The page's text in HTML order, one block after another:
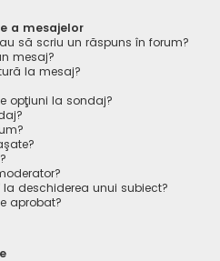
a mesajelor
să scriu un răspuns în forum?
mesaj?
la mesaj?
opţiuni la sondaj?
la deschiderea unui subiect?
aprobat?